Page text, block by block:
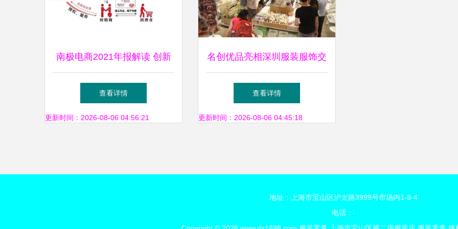
南极电商2021年报解读 创新
模式赋能中小企业，驱动服装
零售降本增效
查看详情
更新时间：2026-08-06 04:56:21
名创优品亮相深圳服装服饰交
易会 跨界布局的零售新篇章
查看详情
更新时间：2026-08-06 04:45:18
地址：上海市宝山区沪太路3999号市场内1-8-4
电话：-